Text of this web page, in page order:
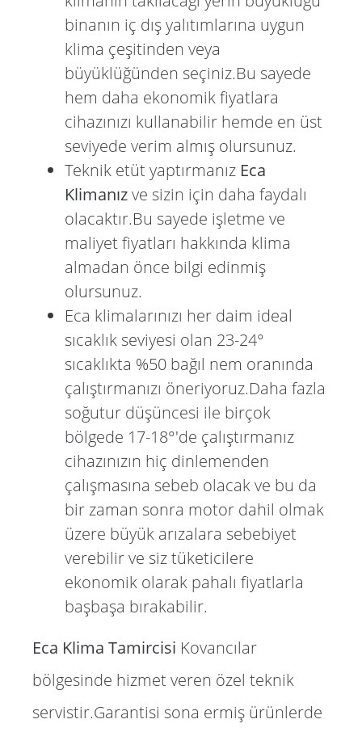
binanın iç dış yalıtımlarına uygun
klima çeşitinden veya
büyüklüğünden seçiniz.Bu sayede
hem daha ekonomik fiyatlara
cihazınızı kullanabilir hemde en üst
seviyede verim almış olursunuz.
Teknik etüt yaptırmanız Eca
Klimanızve sizin için daha faydalı
olacaktır.Bu sayede işletme ve
maliyet fiyatları hakkında klima
almadan önce bilgi edinmiş
olursunuz.
Eca klimalarınızı her daim ideal
sıcaklık seviyesi olan 23-24°
sıcaklıkta %50 bağıl nem oranında
çalıştırmanızı öneriyoruz.Daha fazla
soğutur düşüncesi ile birçok
bölgede 17-18°'de çalıştırmanız
cihazınızın hiç dinlemenden
çalışmasına sebeb olacak ve bu da
bir zaman sonra motor dahil olmak
üzere büyük arızalara sebebiyet
verebilir ve siz tüketicilere
ekonomik olarak pahalı fiyatlarla
başbaşa bırakabilir.
Eca Klima Tamircisi Kovancılar
bölgesinde hizmet veren özel teknik
servistir.Garantisi sona ermiş ürünlerde